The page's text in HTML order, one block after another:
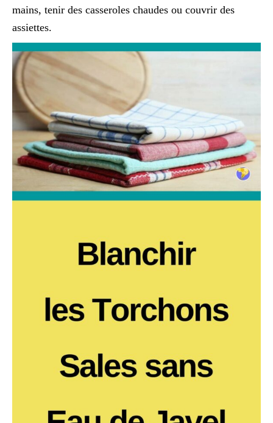
mains, tenir des casseroles chaudes ou couvrir des
assiettes.